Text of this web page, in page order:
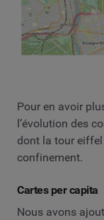
Pour en avoir
l’évolution des
dont la tour
confinement.
Cartes per capita
Nous avons